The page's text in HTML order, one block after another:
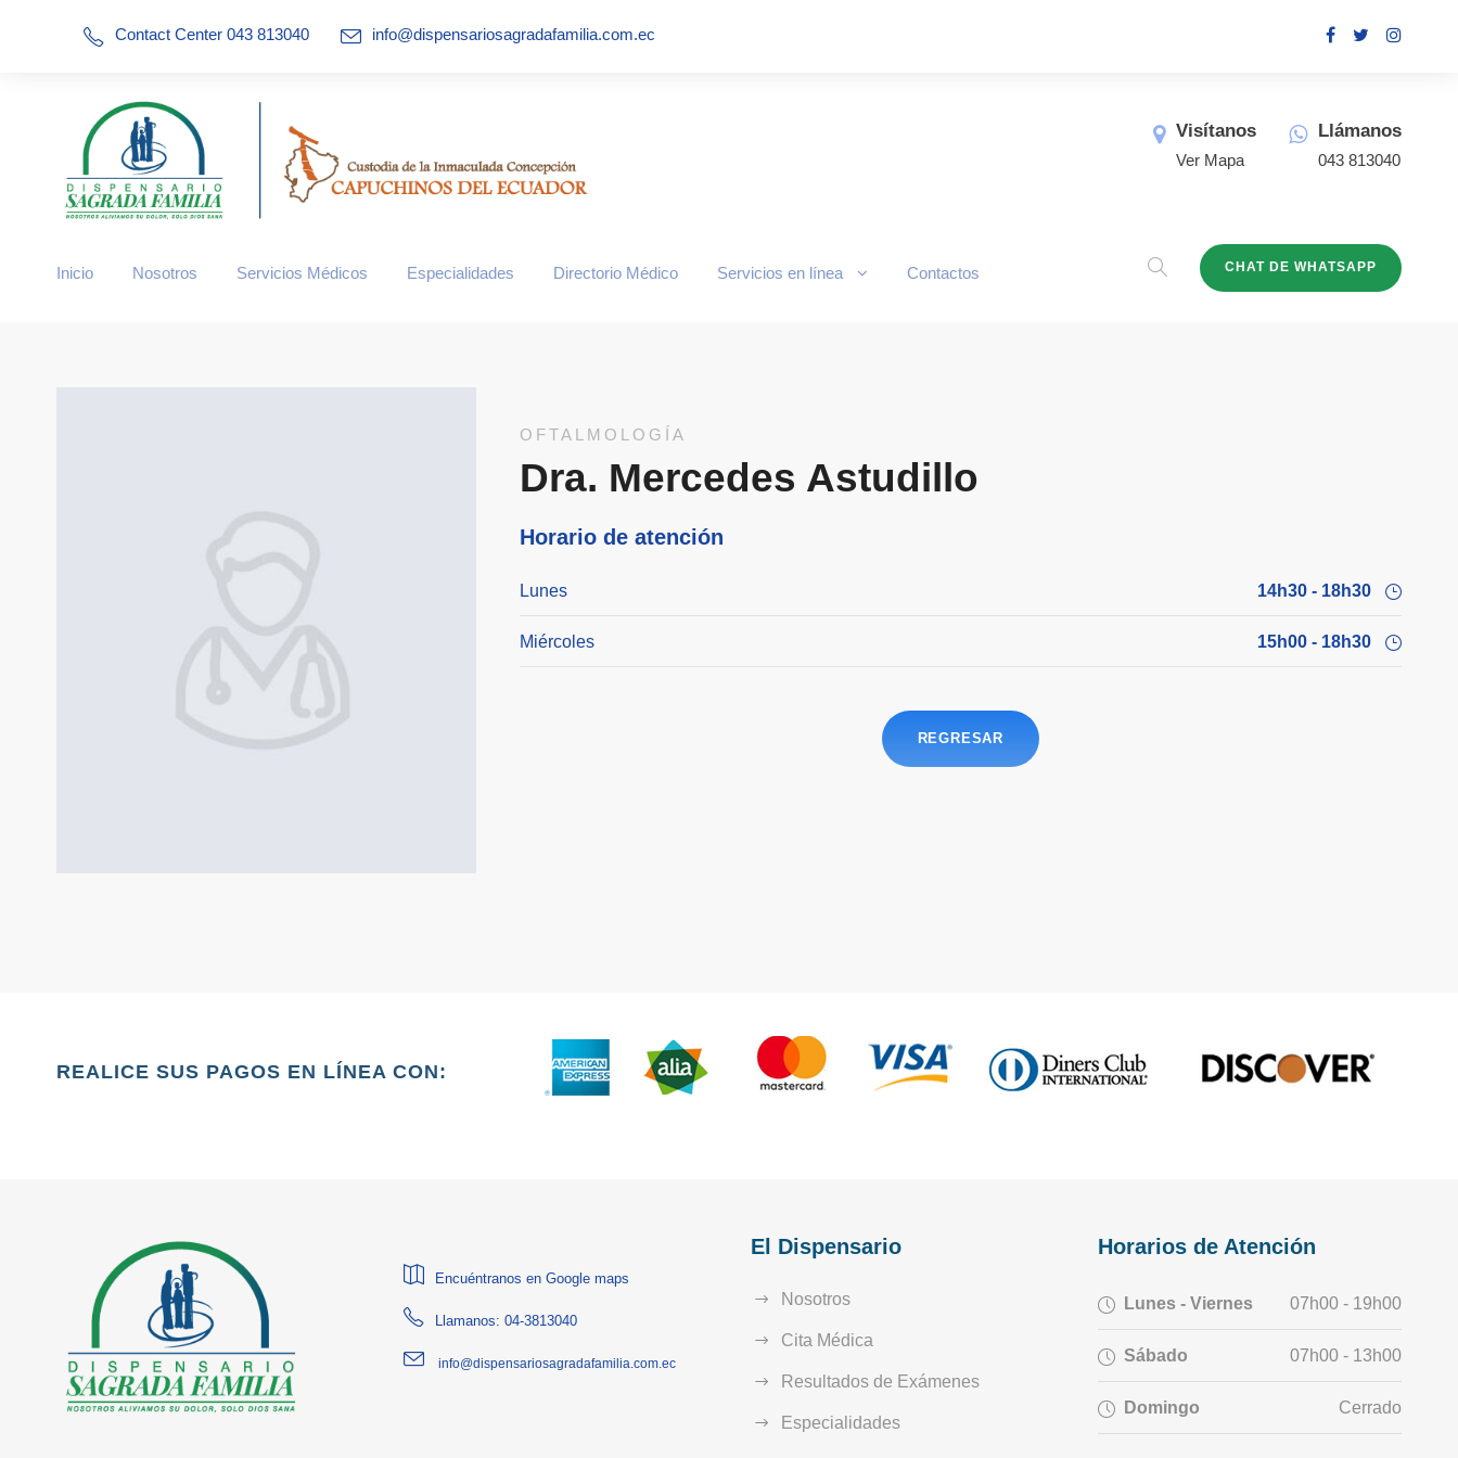
Contact Center 043 813040 info@dispensariosagradafamilia.com.ec
Visítanos
Ver Mapa
Llámanos
043 813040
Inicio Nosotros Servicios Médicos Especialidades Directorio Médico Servicios en línea Contactos CHAT DE WHATSAPP
OFTALMOLOGÍA
Dra. Mercedes Astudillo
Horario de atención
Lunes 14h30 - 18h30
Miércoles 15h00 - 18h30
REGRESAR
REALICE SUS PAGOS EN LÍNEA CON:
site/uploads/dispensario-medico-en-guayaquil/pagos-con-tarjeta.jpg
Encuéntranos en Google maps
Llamanos: 04-3813040
info@dispensariosagradafamilia.com.ec
El Dispensario
Nosotros
Cita Médica
Resultados de Exámenes
Especialidades
Horarios de Atención
Lunes - Viernes 07h00 - 19h00
Sábado 07h00 - 13h00
Domingo Cerrado